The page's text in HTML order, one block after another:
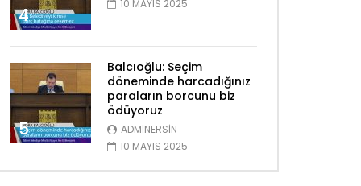
4
10 MAYIS 2025
5
Balcıoğlu: Seçim
döneminde harcadığınız
paraların borcunu biz
ödüyoruz
ADMINERSIN
10 MAYIS 2025